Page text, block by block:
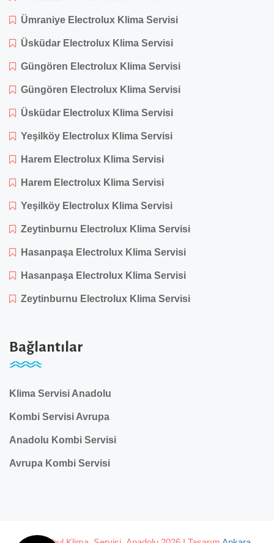
Ümraniye Electrolux Klima Servisi
Üsküdar Electrolux Klima Servisi
Güngören Electrolux Klima Servisi
Güngören Electrolux Klima Servisi
Üsküdar Electrolux Klima Servisi
Yeşilköy Electrolux Klima Servisi
Harem Electrolux Klima Servisi
Harem Electrolux Klima Servisi
Yeşilköy Electrolux Klima Servisi
Zeytinburnu Electrolux Klima Servisi
Hasanpaşa Electrolux Klima Servisi
Hasanpaşa Electrolux Klima Servisi
Zeytinburnu Electrolux Klima Servisi
Bağlantılar
Klima Servisi Anadolu
Kombi Servisi Avrupa
Anadolu Kombi Servisi
Avrupa Kombi Servisi